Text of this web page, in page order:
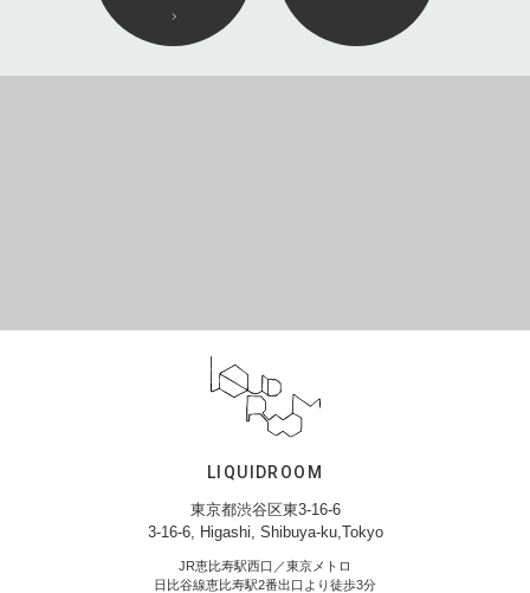
LIQUIDROOM
東京都渋谷区東3-16-6
3-16-6, Higashi, Shibuya-ku,Tokyo
JR恵比寿駅西口／東京メトロ
日比谷線恵比寿駅2番出口より徒歩3分